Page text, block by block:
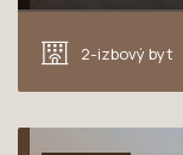
2-izbový byt